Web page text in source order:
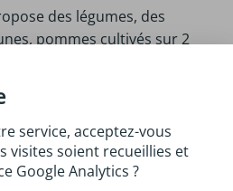
des légumes, des
pommes cultivés sur 2
service, acceptez-vous
visites soient recueillies et
Google Analytics ?